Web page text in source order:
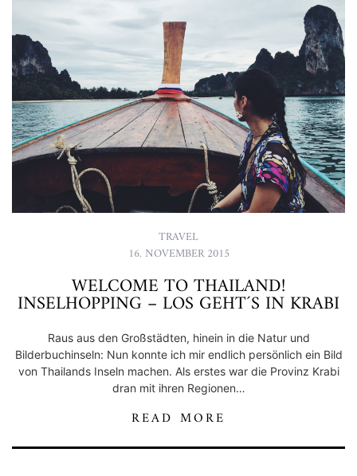
TRAVEL
16. NOVEMBER 2015
WELCOME TO THAILAND!
INSELHOPPING – LOS GEHT´S IN KRABI
Raus aus den Großstädten, hinein in die Natur und
Bilderbuchinseln: Nun konnte ich mir endlich persönlich ein Bild
von Thailands Inseln machen. Als erstes war die Provinz Krabi
dran mit ihren Regionen…
READ MORE